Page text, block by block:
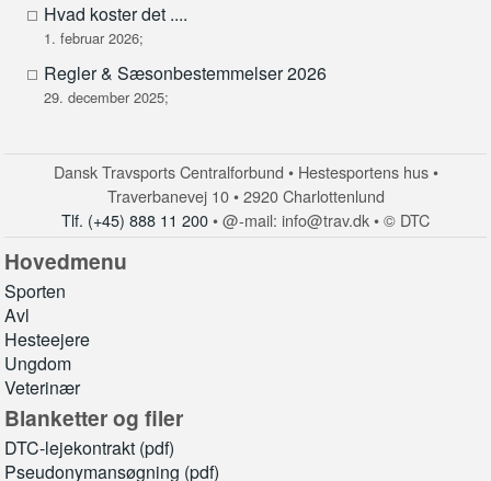
Hvad koster det ....
1. februar 2026;
Regler & Sæsonbestemmelser 2026
29. december 2025;
Dansk Travsports Centralforbund • Hestesportens hus •
Traverbanevej 10 • 2920 Charlottenlund
Tlf. (+45) 888 11 200• @-mail: info@trav.dk • © DTC
Hovedmenu
Sporten
Avl
Hesteejere
Ungdom
Veterinær
Blanketter og filer
DTC-lejekontrakt (pdf)
Pseudonymansøgning (pdf)